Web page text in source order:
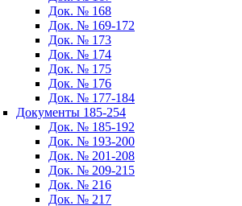
Док. № 168
Док. № 169-172
Док. № 173
Док. № 174
Док. № 175
Док. № 176
Док. № 177-184
Документы 185-254
Док. № 185-192
Док. № 193-200
Док. № 201-208
Док. № 209-215
Док. № 216
Док. № 217